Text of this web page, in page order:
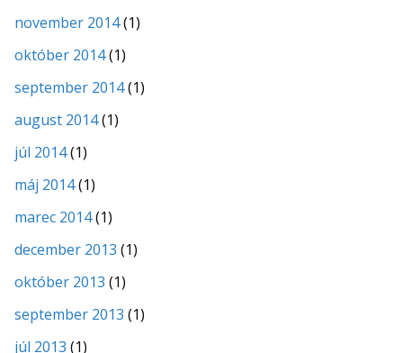
november 2014(1)
október 2014(1)
september 2014(1)
august 2014(1)
júl 2014(1)
máj 2014(1)
marec 2014(1)
december 2013 (1)
október 2013 (1)
september 2013 (1)
júl 2013 (1)